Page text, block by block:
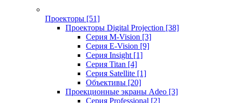
Проекторы [51]
Проекторы Digital Projection [38]
Серия M-Vision [3]
Серия E-Vision [9]
Серия Insight [1]
Серия Titan [4]
Серия Satellite [1]
Объективы [20]
Проекционные экраны Adeo [3]
Серия Professional [2]